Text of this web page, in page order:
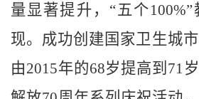
量显著提升，“五个100%”
现。成功创建国家卫生城
由2015年的68岁提高到 71